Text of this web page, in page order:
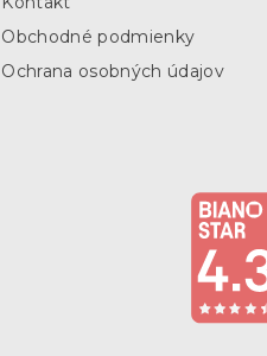
Obchodné podmienky
Ochrana osobných údajov